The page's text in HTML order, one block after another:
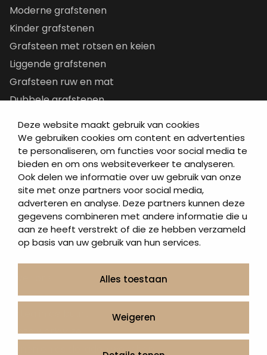
Deze website maakt gebruik van cookies
We gebruiken cookies om content en advertenties
te personaliseren, om functies voor social media te
bieden en om ons websiteverkeer te analyseren.
Ook delen we informatie over uw gebruik van onze
site met onze partners voor social media,
adverteren en analyse. Deze partners kunnen deze
gegevens combineren met andere informatie die u
aan ze heeft verstrekt of die ze hebben verzameld
op basis van uw gebruik van hun services.
Alles toestaan
Weigeren
Moderne grafstenen
Kinder grafstenen
Grafsteen met rotsen en keien
Liggende grafstenen
Grafsteen ruw en mat
Dubbele grafstenen
Letterplaten
Grafzerken kopen
Direct naar
Grafstenen
As artikelen
Urngrafmonumenten
Informatie
Contact
Onze werkwijze
Urnen en as sieraden webshop